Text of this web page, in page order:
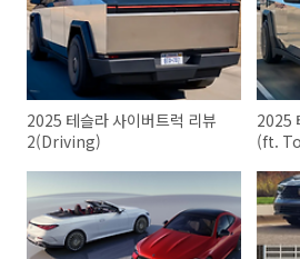
2025 테슬라 사이버트럭 리뷰
2(Driving)
2025
(ft.